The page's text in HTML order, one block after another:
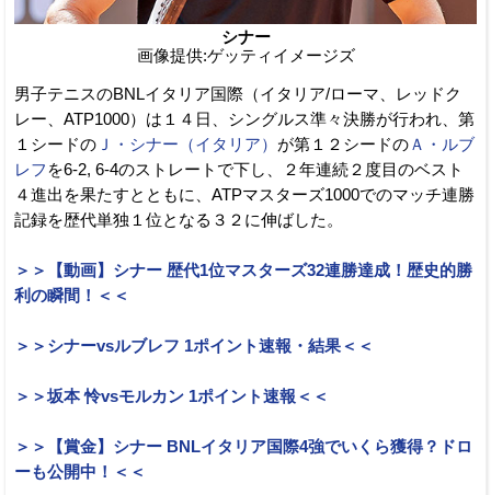
シナー
画像提供:ゲッティイメージズ
男子テニスのBNLイタリア国際（イタリア/ローマ、レッドク
レー、ATP1000）は１４日、シングルス準々決勝が行われ、第
１シードの Ｊ・シナー（イタリア） が第１２シードのＡ・ルブ
レフ を6-2, 6-4のストレートで下し、２年連続２度目のベスト
４進出を果たすとともに、ATPマスターズ1000でのマッチ連勝
記録を歴代単独１位となる３２に伸ばした。
＞＞【動画】シナー 歴代1位マスターズ32連勝達成！歴史的勝
利の瞬間！＜＜
＞＞シナーvsルブレフ 1ポイント速報・結果＜＜
＞＞坂本 怜vsモルカン 1ポイント速報＜＜
＞＞【賞金】シナー BNLイタリア国際4強でいくら獲得？ドロ
ーも公開中！＜＜